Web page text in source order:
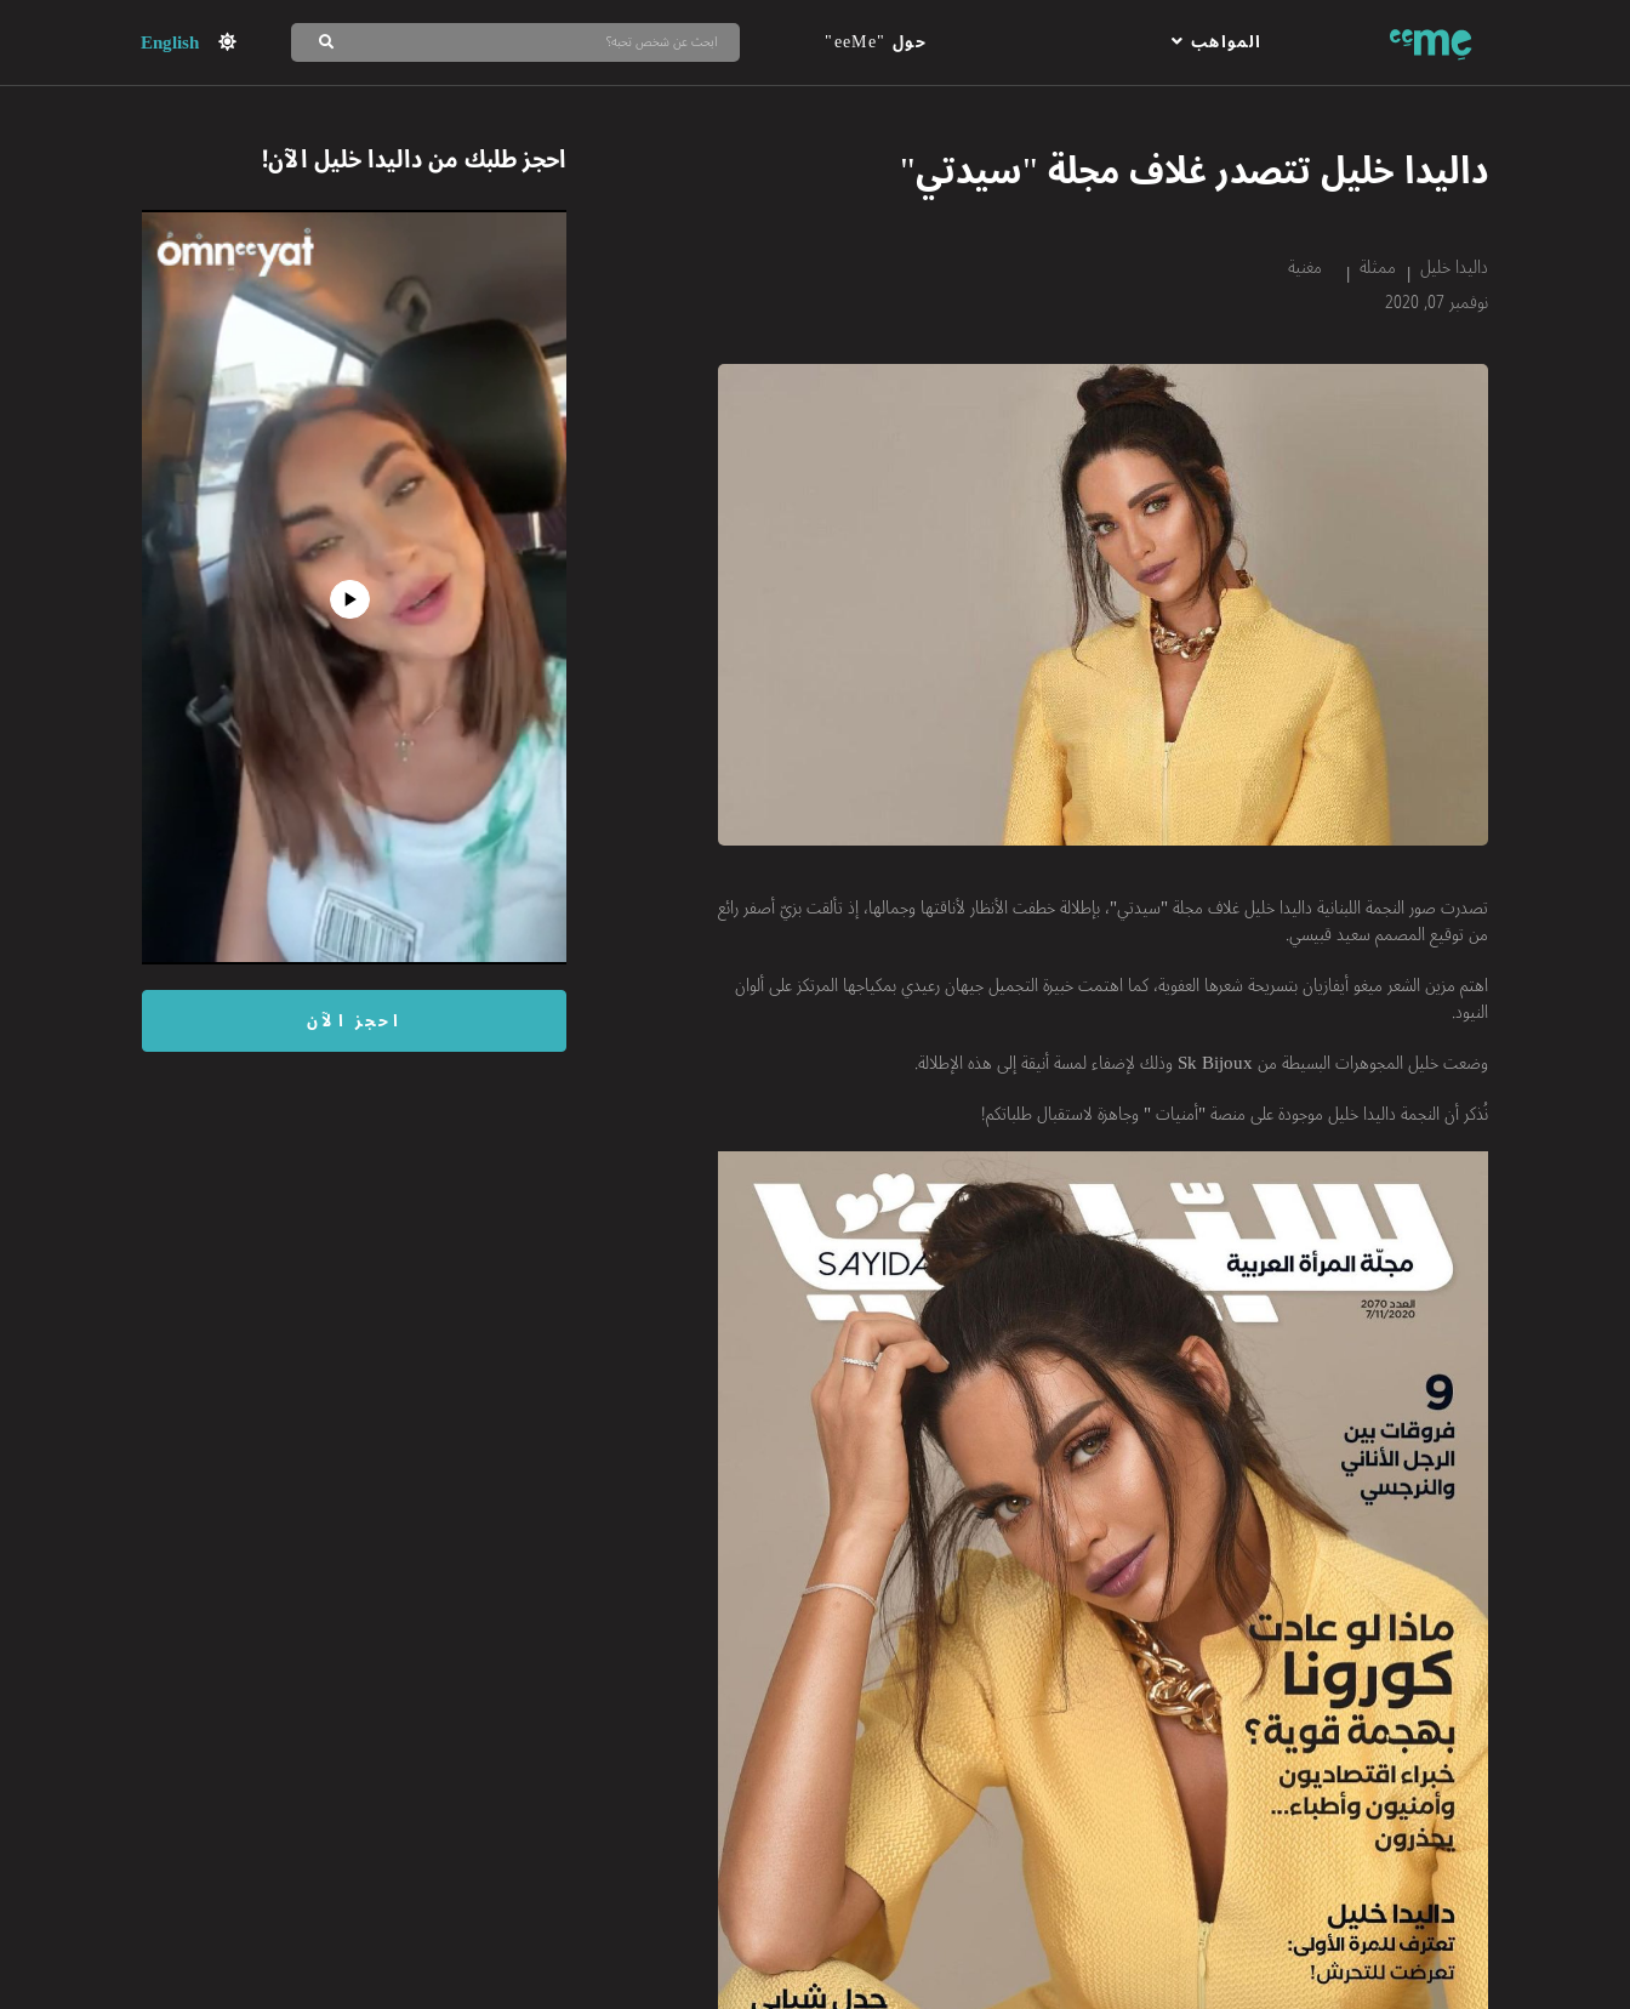
المواهب حول "eeMe" English
داليدا خليل تتصدر غلاف مجلة "سيدتي"
داليدا خليل ممثلة
مغنية
نوفمبر 07, 2020
تصدرت صور النجمة اللبنانية داليدا خليل غلاف مجلة "سيدتي"، بإطلالة خطفت الأنظار لأناقتها وجمالها، إذ تألقت بزيّ أصفر رائع
من توقيع المصمم سعيد قبيسي.
اهتم مزين الشعر ميغو أيفازيان بتسريحة شعرها العفوية، كما اهتمت خبيرة التجميل جيهان رعيدي بمكياجها المرتكز على ألوان
النيود.
وضعت خليل المجوهرات البسيطة من Sk Bijoux وذلك لإضفاء لمسة أنيقة إلى هذه الإطلالة.
نُذكر أن النجمة داليدا خليل موجودة على منصة "أمنيات " وجاهزة لاستقبال طلباتكم!
احجز طلبك منداليدا خليلالآن!
Play
Video
احجز الآن